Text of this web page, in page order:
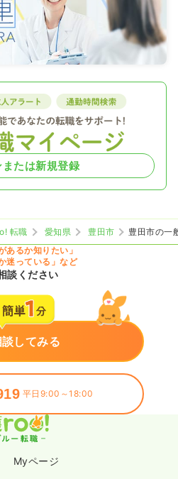
または新規登録
転職 愛知県 豊田市
豊田市の一
あるか知りたい」
迷っている」など
談ください
してみる
平日9:00～18:00
Myページ